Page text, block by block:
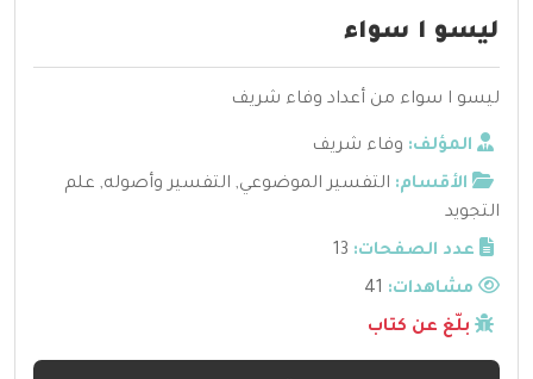
ليسو ا سواء
ليسو ا سواء من أعداد وفاء شريف
المؤلف: وفاء شريف
الأقسام: التفسير الموضوعي, التفسير وأصوله, علم
التجويد
عدد الصفحات: 13
مشاهدات:
بلّغ عن كتاب